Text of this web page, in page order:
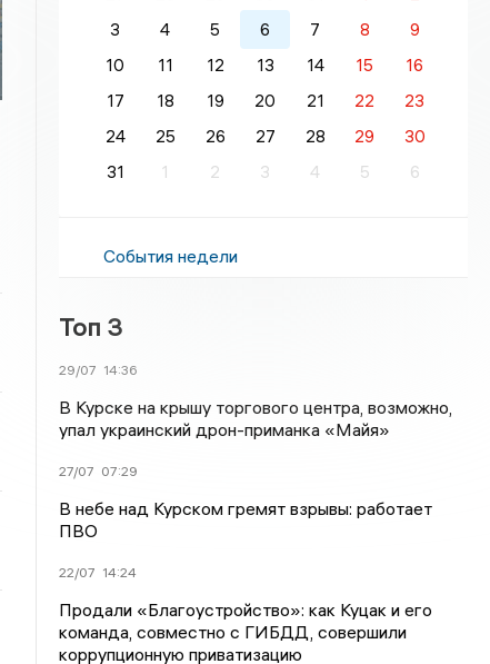
3
4 5 6 7 8
9
10
11 12 13 14 15
16
17
18 19 20 21 22
23
24
25 26 27 28 29
30
31
1 2 3 4 5 6
События недели
Топ 3
29/07 14:36
В Курске на крышу торгового центра, возможно,
упал украинский дрон-приманка «Майя»
27/07 07:29
В небе над Курском гремят взрывы: работает
ПВО
22/07 14:24
Продали «Благоустройство»: как Куцак и его
команда, совместно с ГИБДД, совершили
коррупционную приватизацию